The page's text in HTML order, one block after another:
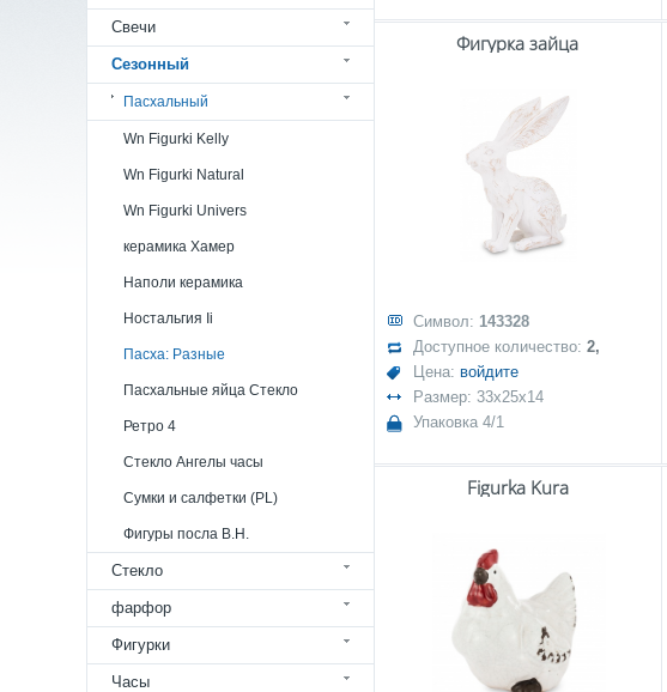
Свечи
Сезонный
Пасхальный
Wn Figurki Kelly
Wn Figurki Natural
Wn Figurki Univers
керамика Хамер
Наполи керамика
Ностальгия Ii
Пасха: Разные
Пасхальные яйца Стекло
Ретро 4
Стекло Ангелы часы
Сумки и салфетки (PL)
Фигуры посла В.Н.
Стекло
фарфор
Фигурки
Часы
Фигурка зайца
Символ: 143328
Доступное количество: 2,
Цена: войдите
Размер: 33x25x14
Упаковка 4/1
Figurka Kura